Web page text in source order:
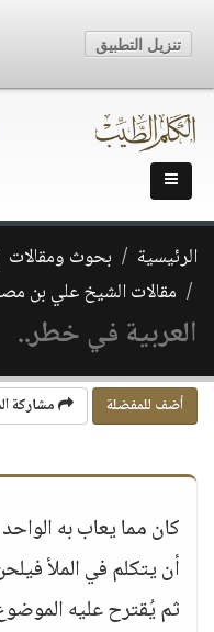
الرئيسية بحوث ومقالات
مقالات الشيخ علي بن
العربية في خطر..
أضف للمفضلة مشاركة
كان مما يعاب به
أن يتكلم في الملأ
ثم يُقترح عليه
تنزيل التطبيق